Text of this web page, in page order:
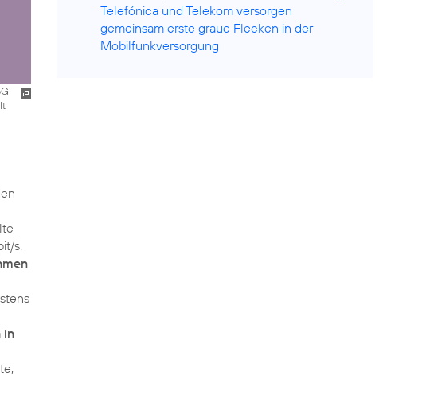
s.
in
Telefónica und Telekom versorgen
gemeinsam erste graue Flecken in der
Mobilfunkversorgung